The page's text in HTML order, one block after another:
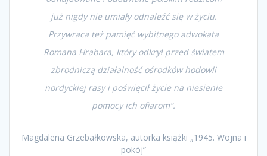
już nigdy nie umiały odnaleźć się w życiu.
Przywraca też pamięć wybitnego adwokata
Romana Hrabara, który odkrył przed światem
zbrodniczą działalność ośrodków hodowli
nordyckiej rasy i poświęcił życie na niesienie
pomocy ich ofiarom”.
Magdalena Grzebałkowska, autorka książki „1945. Wojna i
pokój”